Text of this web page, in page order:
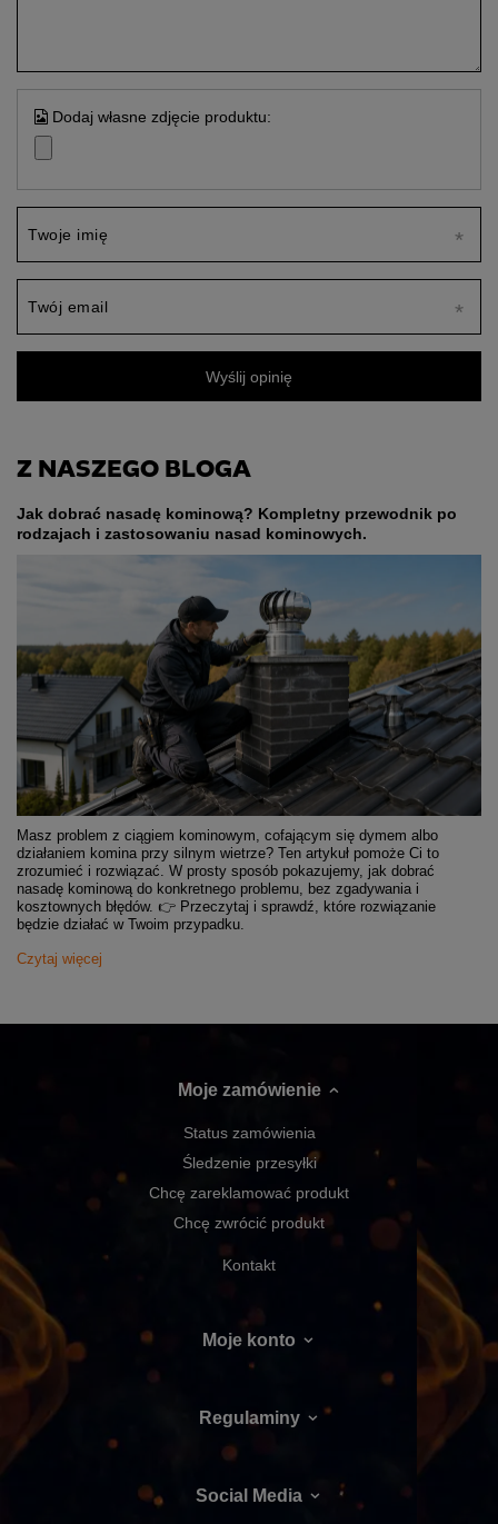
Dodaj własne zdjęcie produktu:
Twoje imię
Twój email
Wyślij opinię
Z NASZEGO BLOGA
Jak dobrać nasadę kominową? Kompletny przewodnik po
rodzajach i zastosowaniu nasad kominowych.
Masz problem z ciągiem kominowym, cofającym się dymem albo
działaniem komina przy silnym wietrze? Ten artykuł pomoże Ci to
zrozumieć i rozwiązać. W prosty sposób pokazujemy, jak dobrać
nasadę kominową do konkretnego problemu, bez zgadywania i
kosztownych błędów. 👉 Przeczytaj i sprawdź, które rozwiązanie
będzie działać w Twoim przypadku.
Czytaj więcej
Moje zamówienie
Status zamówienia
Śledzenie przesyłki
Chcę zareklamować produkt
Chcę zwrócić produkt
Kontakt
Moje konto
Regulaminy
Social Media